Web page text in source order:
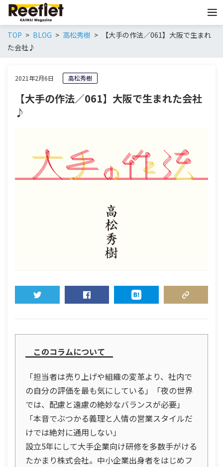
TOP BLOG 高松秀樹
【大手の作法／061】大阪で生まれ
た会社♪
2021年2月6日 高松秀樹
【大手の作法／061】大阪で生まれた会社
♪
このコラムについて
「担当者は売り上げや組織の変革より、社内で
の自分の評価を最も気にしている」「夜の世界
では、配慮と遠慮の絶妙なバランスが必要」
「本音でぶつかる義理と人情の営業スタイルだ
けでは絶対に通用しない」
設立5年にして大手企業向け研修を多数手がける
たかまり株式会社。中小企業出身者をはじめフ